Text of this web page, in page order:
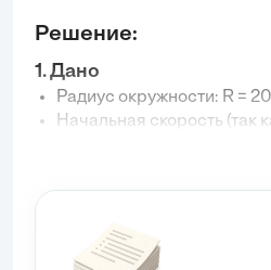
Решение:
1. Дано
Радиус окружности: R = 20
Начальная скорость (так
Угол поворота (число
Тангенциальное ускорение
постоянно.